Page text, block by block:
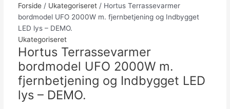
Forside/ Ukategoriseret/ Hortus Terrassevarmer
bordmodel UFO 2000W m. fjernbetjening og Indbygget
LED lys – DEMO.
Ukategoriseret
Hortus Terrassevarmer
bordmodel UFO 2000W m.
fjernbetjening og Indbygget LED
lys – DEMO.